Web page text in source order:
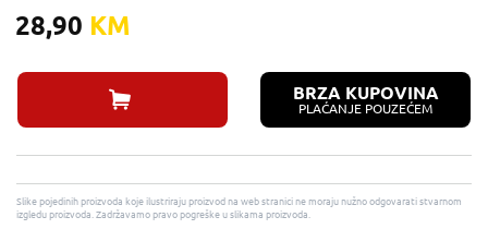
28,90 KM
BRZA KUPOVINA
PLAĆANJE POUZEĆEM
Slike pojedinih proizvoda koje ilustriraju proizvod na web stranici ne moraju nužno odgovarati stvarnom
izgledu proizvoda. Zadržavamo pravo pogreške u slikama proizvoda.